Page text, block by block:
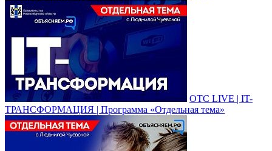
ОТС LIVE | IT-
ТРАНСФОРМАЦИЯ | Программа «Отдельная тема»